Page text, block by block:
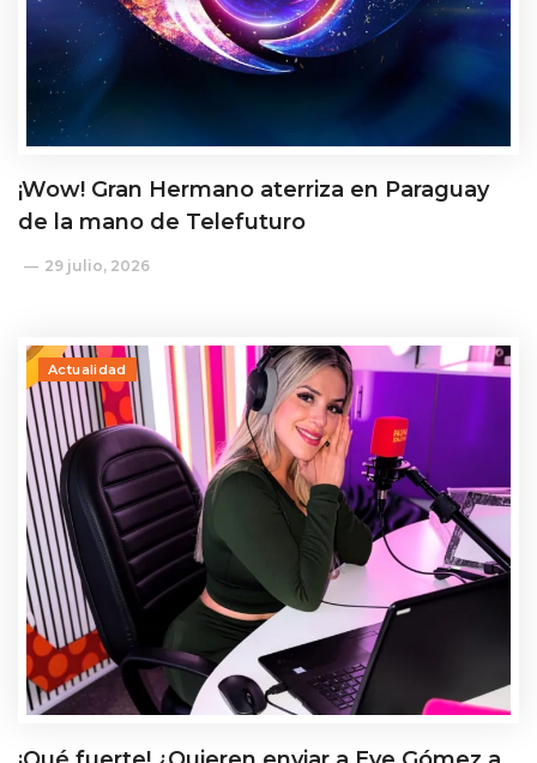
¡Wow! Gran Hermano aterriza en Paraguay
de la mano de Telefuturo
29 julio, 2026
Actualidad